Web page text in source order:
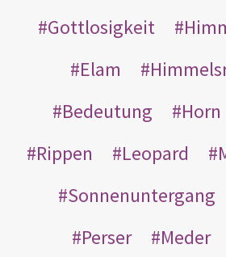
Gottlosigkeit
Elam
Bedeutung
Horn
Rippen
Leopard
Sonnenuntergang
Perser
Meder